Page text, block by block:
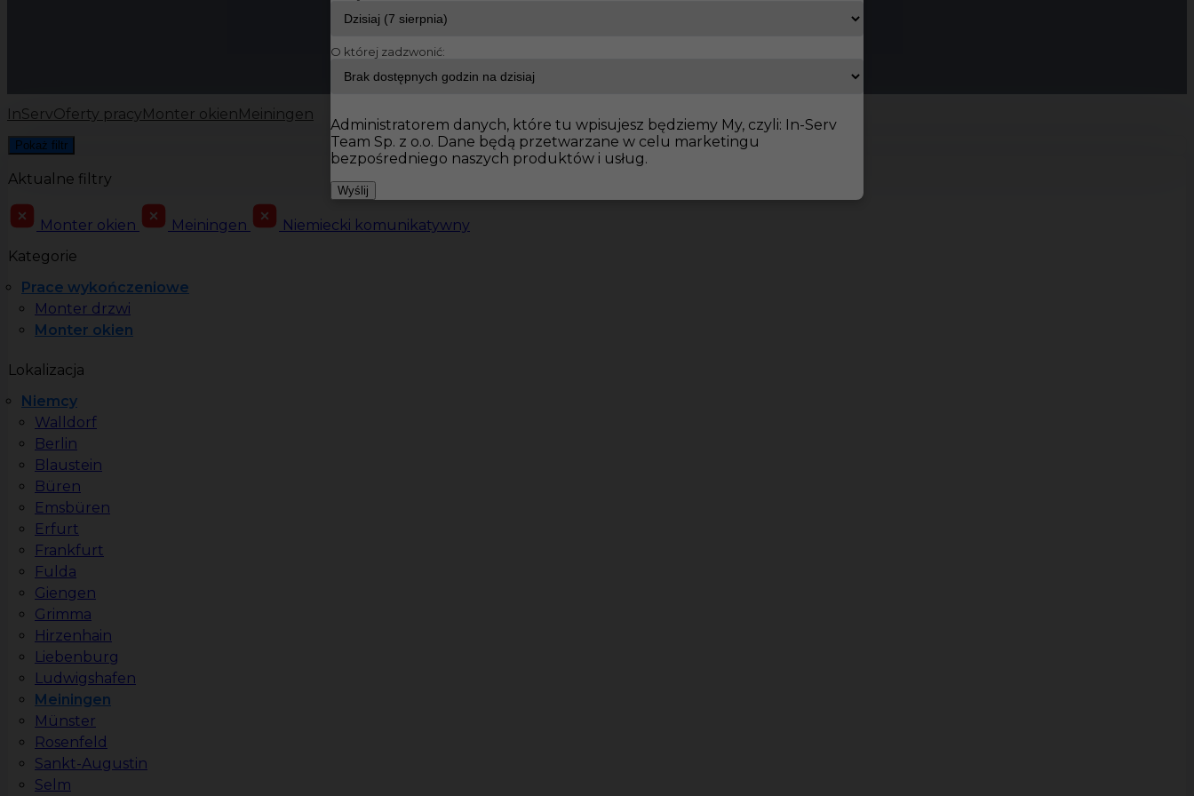
InServOferty pracy Monter okien Meiningen
Pokaż filtr
Aktualne filtry
Monter okien Meiningen
Niemiecki komunikatywny
Kategorie
Prace wykończeniowe
Monter drzwi
Monter okien
Lokalizacja
Niemcy
Walldorf
Berlin
Blaustein
Büren
Emsbüren
Erfurt
Frankfurt
Fulda
Giengen
Grimma
Hirzenhain
Liebenburg
Ludwigshafen
Meiningen
Münster
Rosenfeld
Sankt-Augustin
Selm
O której zadzwonić:
Administratorem danych, które tu wpisujesz będziemy My, czyli: In-Serv
Team Sp. z o.o. Dane będą przetwarzane w celu marketingu
bezpośredniego naszych produktów i usług.
Wyślij